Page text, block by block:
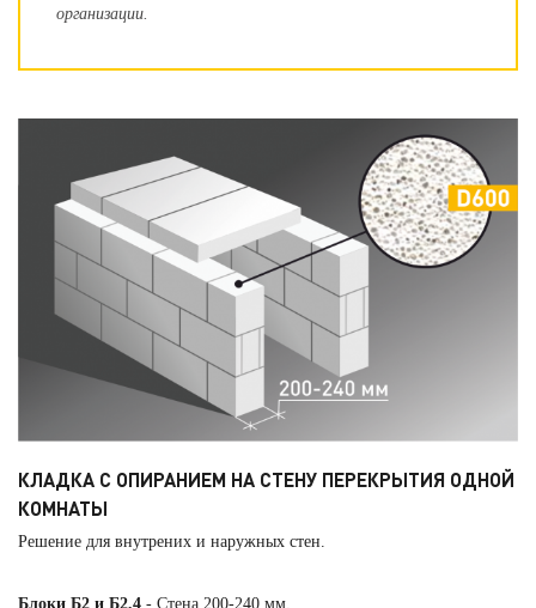
организации.
КЛАДКА С ОПИРАНИЕМ НА СТЕНУ ПЕРЕКРЫТИЯ ОДНОЙ
КОМНАТЫ
Решение для внутрених и наружных стен.
Блоки Б2 и Б2,4 - Стена 200-240 мм.